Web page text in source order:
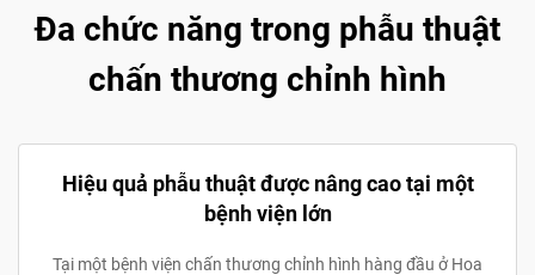
Đa chức năng trong phẫu thuật
chấn thương chỉnh hình
Hiệu quả phẫu thuật được nâng cao tại một
bệnh viện lớn
Tại một bệnh viện chấn thương chỉnh hình hàng đầu ở Hoa